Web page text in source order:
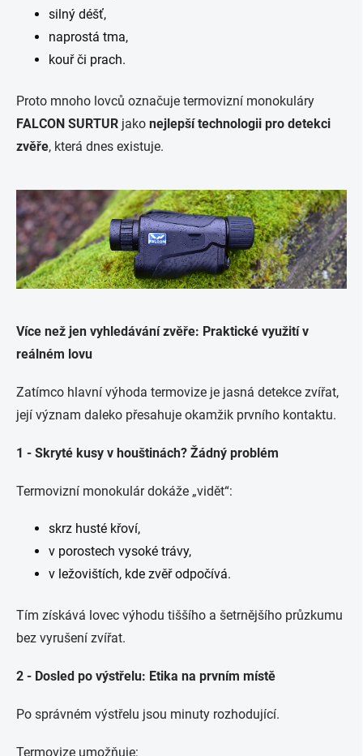
silný déšť,
naprostá tma,
kouř či prach.
Proto mnoho lovců označuje termovizní monokuláry
FALCON SURTUR jako nejlepší technologii pro detekci
zvěře, která dnes existuje.
Více než jen vyhledávání zvěře: Praktické využití v
reálném lovu
Zatímco hlavní výhoda termovize je jasná detekce zvířat,
její význam daleko přesahuje okamžik prvního kontaktu.
1 - Skryté kusy v houštinách? Žádný problém
Termovizní monokulár dokáže „vidět“:
skrz husté křoví,
v porostech vysoké trávy,
v ležovištích, kde zvěř odpočívá.
Tím získává lovec výhodu tiššího a šetrnějšího průzkumu
bez vyrušení zvířat.
2 - Dosled po výstřelu: Etika na prvním místě
Po správném výstřelu jsou minuty rozhodující.
Termovize umožňuje: